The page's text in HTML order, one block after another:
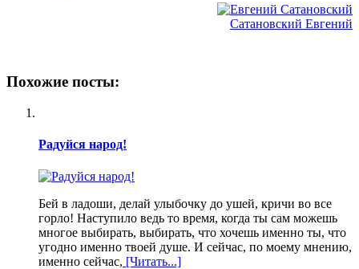
Сатановский Евгений
Похожие посты:
Радуйся народ!
Бей в ладоши, делай улыбочку до ушей, кричи во все
горло! Наступило ведь то время, когда ты сам можешь
многое выбирать, выбирать, что хочешь именно ты, что
угодно именно твоей душе. И сейчас, по моему мнению,
именно сейчас, [Читать...]